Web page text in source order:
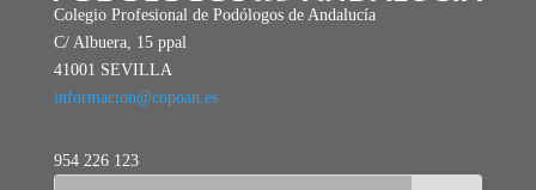
Colegio Profesional de Podólogos de Andalucía
C/ Albuera, 15 ppal
41001 SEVILLA
informacion@copoan.es
954 226 123